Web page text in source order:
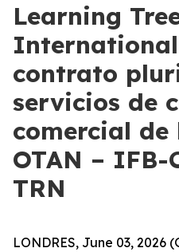
Learning
contrato
servicios de
comercial de
OTAN – IFB-
TRN
LONDRES, June 03, 2026